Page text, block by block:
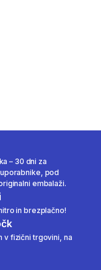
– 30 dni za
pod
embalaži.
in brezplačno!
v fizični trgovini, na